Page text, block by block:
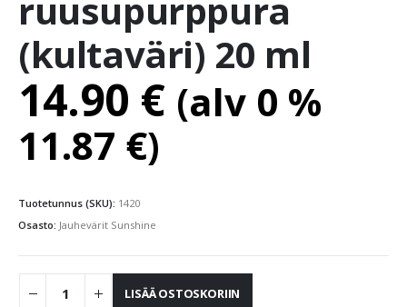
ruusupurppura
(kultaväri) 20 ml
14.90 € (alv 0 %
11.87 €)
Tuotetunnus (SKU): 1420
Osasto: Jauhevärit Sunshine
LISÄÄ OSTOSKORIIN